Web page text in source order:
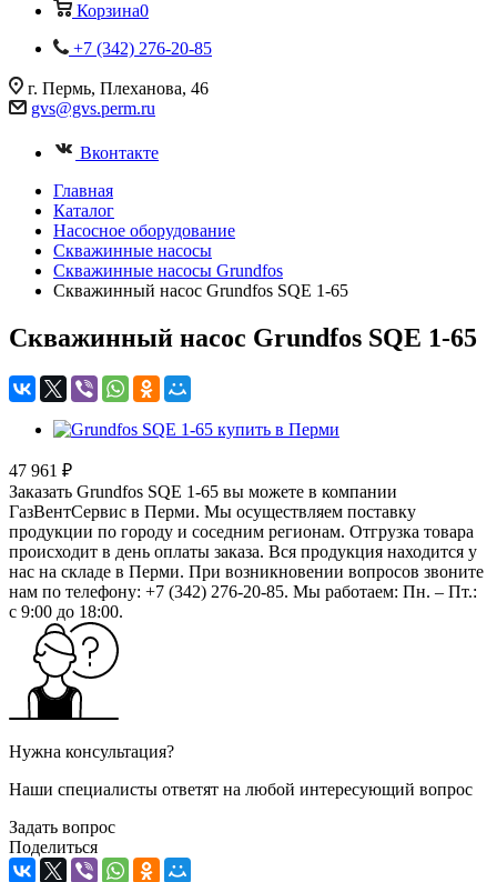
Корзина0
+7 (342) 276-20-85
г. Пермь, Плеханова, 46
gvs@gvs.perm.ru
Вконтакте
Главная
Каталог
Насосное оборудование
Скважинные насосы
Скважинные насосы Grundfos
Скважинный насос Grundfos SQE 1-65
Скважинный насос Grundfos SQE 1-65
47 961 ₽
Заказать Grundfos SQE 1-65 вы можете в компании
ГазВентСервис в Перми. Мы осуществляем поставку
продукции по городу и соседним регионам. Отгрузка товара
происходит в день оплаты заказа. Вся продукция находится у
нас на складе в Перми. При возникновении вопросов звоните
нам по телефону: +7 (342) 276-20-85. Мы работаем: Пн. – Пт.:
с 9:00 до 18:00.
Нужна консультация?
Наши специалисты ответят на любой интересующий вопрос
Задать вопрос
Поделиться